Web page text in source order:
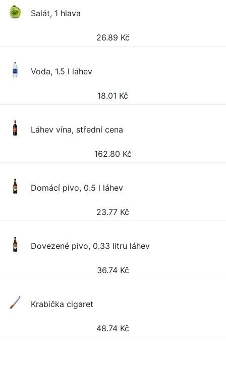
Salát, 1 hlava
26.89 Kč
Voda, 1.5 l láhev
18.01 Kč
Láhev vína, střední cena
162.80 Kč
Domácí pivo, 0.5 l láhev
23.77 Kč
Dovezené pivo, 0.33 litru láhev
36.74 Kč
Krabička cigaret
48.74 Kč